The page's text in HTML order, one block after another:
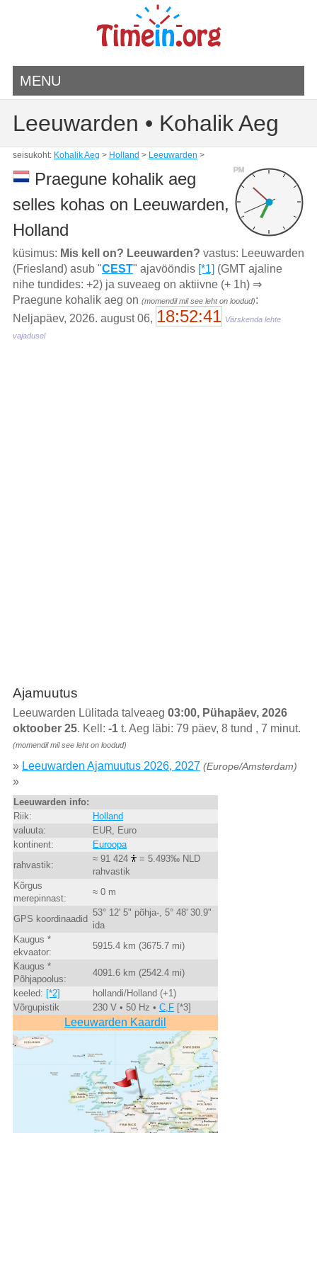
MENU
Leeuwarden • Kohalik Aeg
seisukoht: Kohalik Aeg > Holland > Leeuwarden >
PM
Praegune kohalik aeg
selles kohas on Leeuwarden,
Holland
küsimus: Mis kell on? Leeuwarden? vastus: Leeuwarden
(Friesland) asub "CEST" ajavööndis [*1] (GMT ajaline
nihe tundides: +2) ja suveaeg on aktiivne (+ 1h) ⇒
Praegune kohalik aeg on (momendil mil see leht on loodud):
Neljapäev, 2026. august 06, 18:52:41 Värskenda lehte
vajadusel
Ajamuutus
Leeuwarden Lülitada talveaeg 03:00, Pühapäev, 2026
oktoober 25. Kell: -1t. Aeg läbi: 79 päev, 8 tund , 7 minut.
(momendil mil see leht on loodud)
» Leeuwarden Ajamuutus 2026, 2027 (Europe/Amsterdam)
»
Leeuwarden info:
Riik:
Holland
valuuta:
EUR, Euro
kontinent:
Euroopa
rahvastik:
≈ 91 424
= 5.493‰ NLD
rahvastik
Kõrgus
merepinnast:
≈ 0 m
GPS koordinaadid
53° 12' 5" põhja-, 5° 48' 30.9"
ida
Kaugus *
ekvaator:
5915.4 km (3675.7 mi)
Kaugus *
Põhjapoolus:
4091.6 km (2542.4 mi)
keeled: [*2]
hollandi/Holland (+1)
Võrgupistik
230 V • 50 Hz • C,F[*3]
Leeuwarden Kaardil